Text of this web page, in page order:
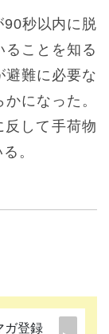
90秒以内に脱
ることを知る
避難に必要な
になった。
して手荷物
。
ガ登録